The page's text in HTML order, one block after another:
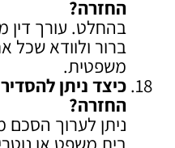
החזרה?
בהחלט. עורך דין
ברור ולוודא שכל
משפטית.
כיצד ניתן
החזרה?
ניתן לערוך הסכם